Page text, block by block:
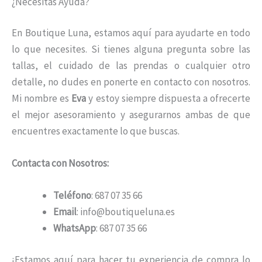
En Boutique Luna, estamos aquí para ayudarte en todo
lo que necesites. Si tienes alguna pregunta sobre las
tallas, el cuidado de las prendas o cualquier otro
detalle, no dudes en ponerte en contacto con nosotros.
Mi nombre es Evay estoy siempre dispuesta a ofrecerte
el mejor asesoramiento y asegurarnos ambas de que
encuentres exactamente lo que buscas.
Contacta con Nosotros:
Teléfono: 687 07 35 66
Email: info@boutiqueluna.es
WhatsApp: 687 07 35 66